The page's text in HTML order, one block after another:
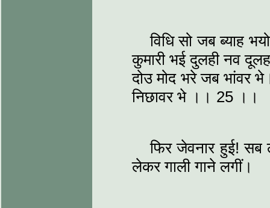
विधि सो जब ब्याह
कुमारी भई दुलही नव
दोउ मोद भरे जब भांवर
निछावर भे ।। 25 ।।
फिर जेवनार हुई! सब
लेकर गाली गाने लगीं।